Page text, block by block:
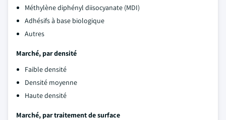
Méthylène diphényl diisocyanate (MDI)
Adhésifs à base biologique
Autres
Marché, par densité
Faible densité
Densité moyenne
Haute densité
Marché, par traitement de surface